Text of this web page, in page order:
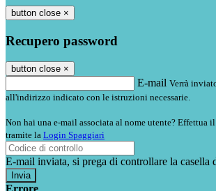
button close ×
Recupero password
button close ×
E-mail Verrà
all'indirizzo indicato con le istruzioni necessarie.
Non hai una e-mail associata al nome utente? Effettua
tramite la Login Spaggiari
E-mail inviata, si prega di controllare la casella